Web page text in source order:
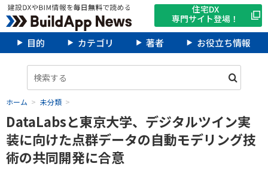
住宅DX
専門サイト登場！
目的 カテゴリ 著者 お役立ち情報
ホーム 未分類
DataLabsと東京大学、デジタルツイン実
装に向けた点群データの自動モデリング技
術の共同開発に合意